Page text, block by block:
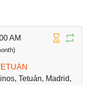
AM
Tetuán, Madrid,